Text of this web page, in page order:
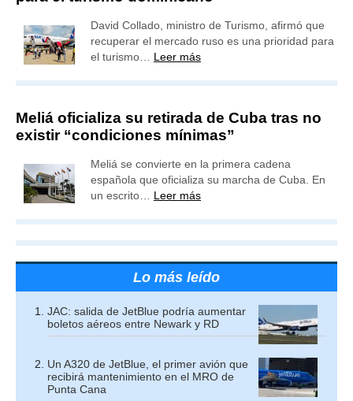
David Collado, ministro de Turismo, afirmó que
recuperar el mercado ruso es una prioridad para
el turismo… Leer más
Meliá oficializa su retirada de Cuba tras no
existir “condiciones mínimas”
Meliá se convierte en la primera cadena
española que oficializa su marcha de Cuba. En
un escrito… Leer más
Lo más leído
JAC: salida de JetBlue podría aumentar
boletos aéreos entre Newark y RD
Un A320 de JetBlue, el primer avión que
recibirá mantenimiento en el MRO de
Punta Cana